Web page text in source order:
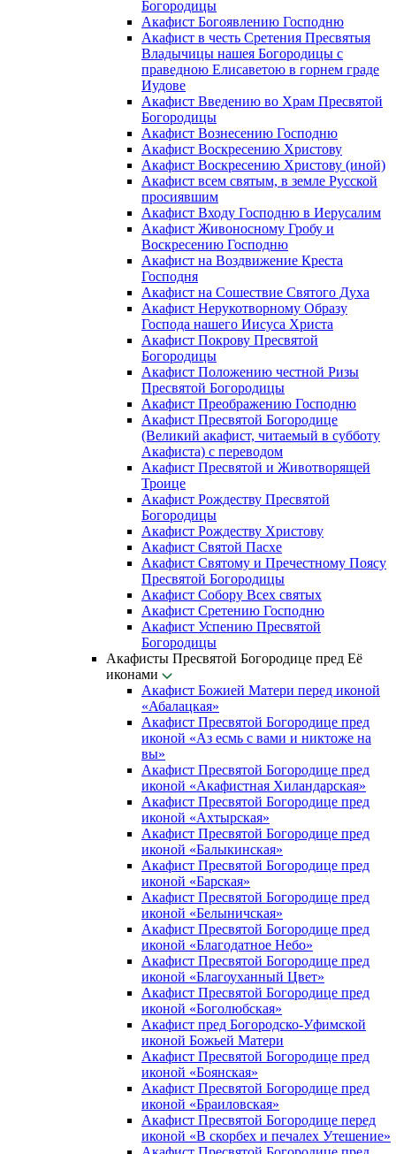
Богородицы
Акафист Богоявлению Господню
Акафист в честь Сретения Пресвятыя
Владычицы нашея Богородицы с
праведною Елисаветою в горнем граде
Иудове
Акафист Введению во Храм Пресвятой
Богородицы
Акафист Вознесению Господню
Акафист Воскресению Христову
Акафист Воскресению Христову (иной)
Акафист всем святым, в земле Русской
просиявшим
Акафист Входу Господню в Иерусалим
Акафист Живоносному Гробу и
Воскресению Господню
Акафист на Воздвижение Креста
Господня
Акафист на Сошествие Святого Духа
Акафист Нерукотворному Образу
Господа нашего Иисуса Христа
Акафист Покрову Пресвятой
Богородицы
Акафист Положению честной Ризы
Пресвятой Богородицы
Акафист Преображению Господню
Акафист Пресвятой Богородице
(Великий акафист, читаемый в субботу
Акафиста) с переводом
Акафист Пресвятой и Животворящей
Троице
Акафист Рождеству Пресвятой
Богородицы
Акафист Рождеству Христову
Акафист Святой Пасхе
Акафист Святому и Пречестному Поясу
Пресвятой Богородицы
Акафист Собору Всех святых
Акафист Сретению Господню
Акафист Успению Пресвятой
Богородицы
Акафисты Пресвятой Богородице пред Её
иконами
Акафист Божией Матери перед иконой
«Абалацкая»
Акафист Пресвятой Богородице пред
иконой «Аз есмь с вами и никтоже на
вы»
Акафист Пресвятой Богородице пред
иконой «Акафистная Хиландарская»
Акафист Пресвятой Богородице пред
иконой «Ахтырская»
Акафист Пресвятой Богородице пред
иконой «Балыкинская»
Акафист Пресвятой Богородице пред
иконой «Барская»
Акафист Пресвятой Богородице пред
иконой «Белыничская»
Акафист Пресвятой Богородице пред
иконой «Благодатное Небо»
Акафист Пресвятой Богородице пред
иконой «Благоуханный Цвет»
Акафист Пресвятой Богородице пред
иконой «Боголюбская»
Акафист пред Богородско-Уфимской
иконой Божьей Матери
Акафист Пресвятой Богородице пред
иконой «Боянская»
Акафист Пресвятой Богородице пред
иконой «Браиловская»
Акафист Пресвятой Богородице перед
иконой «В скорбех и печалех Утешение»